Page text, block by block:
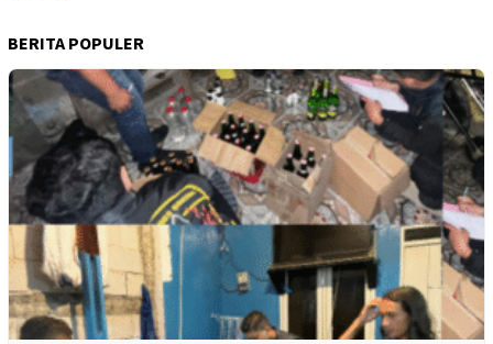
BERITA POPULER